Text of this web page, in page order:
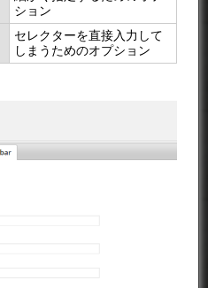
ション
セレクターを直接入力して
しまうためのオプション